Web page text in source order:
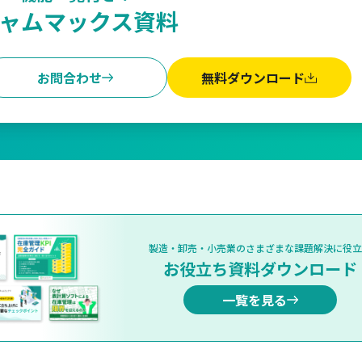
ムマックス資料
お問合わせ 無料ダウンロード
製造・卸売・小売業のさまざまな課題解決に役
お役立ち資料ダウンロード
一覧を見る